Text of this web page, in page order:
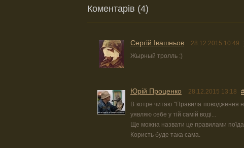
Коментарів (4)
Сергій Івашньов 28.12.2015 10:49
Жырный тролль :)
Юрiй Проценко 28.12.2015 13:18 #
В котре читаю "Правила поводження
уявляю себе у тій самій воді...
Ще можна назвати це правилами
Користь буде така сама.